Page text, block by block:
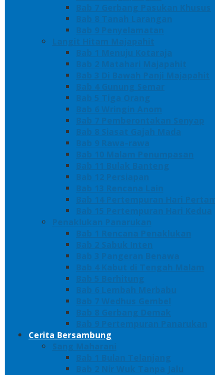
Bab 7 Gerbang Pasukan Khusus
Bab 8 Tanah Larangan
Bab 9 Penyelamatan
Langit Hitam Majapahit
Bab 1 Menuju Kotaraja
Bab 2 Matahari Majapahit
Bab 3 Di Bawah Panji Majapahit
Bab 4 Gunung Semar
Bab 5 Tiga Orang
Bab 6 Wringin Anom
Bab 7 Pemberontakan Senyap
Bab 8 Siasat Gajah Mada
Bab 9 Rawa-rawa
Bab 10 Malam Penumpasan
Bab 11 Bulak Banteng
Bab 12 Persiapan
Bab 13 Rencana Lain
Bab 14 Pertempuran Hari
Bab 15 Pertempuran Hari Kedua
Penaklukan Panarukan
Bab 1 Rencana Penaklukan
Bab 2 Sabuk Inten
Bab 3 Pangeran Benawa
Bab 4 Kabut di Tengah Malam
Bab 5 Berhitung
Bab 6 Lembah Merbabu
Bab 7 Wedhus Gembel
Bab 8 Gerbang Demak
Bab 9 Pertempuran Panarukan
Cerita Bersambung
Sang Maharani
Bab 1 Bulan Telanjang
Bab 2 Nir Wuk Tanpa Jalu